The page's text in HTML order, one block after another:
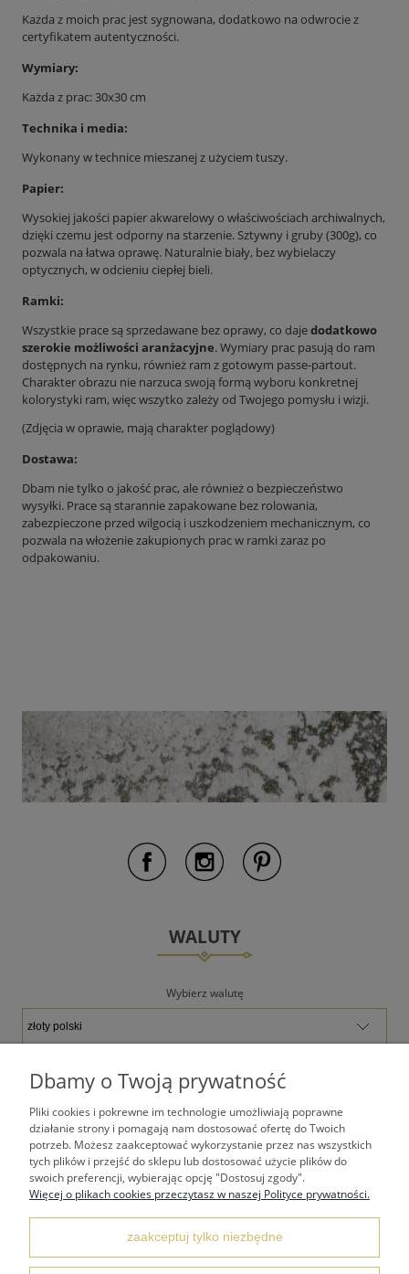
Każda z moich prac jest sygnowana, dodatkowo na odwrocie z
certyfikatem autentyczności.
Wymiary:
Każda z prac: 30x30 cm
Technika i media:
Wykonany w technice mieszanej z użyciem tuszy.
Papier:
Wysokiej jakości papier akwarelowy o właściwościach archiwalnych,
dzięki czemu jest odporny na starzenie. Sztywny i gruby (300g), co
pozwala na łatwa oprawę. Naturalnie biały, bez wybielaczy
optycznych, w odcieniu ciepłej bieli.
Ramki:
Wszystkie prace są sprzedawane bez oprawy, co dajedodatkowo
szerokie możliwości aranżacyjne. Wymiary prac pasują do ram
dostępnych na rynku, również ram z gotowym passe-partout.
Charakter obrazu nie narzuca swoją formą wyboru konkretnej
kolorystyki ram, więc wszytko zależy od Twojego pomysłu i wizji.
(Zdjęcia w oprawie, mają charakter poglądowy)
Dostawa:
Dbam nie tylko o jakość prac, ale również o bezpieczeństwo
wysyłki. Prace są starannie zapakowane bez rolowania,
zabezpieczone przed wilgocią i uszkodzeniem mechanicznym, co
pozwala na włożenie zakupionych prac w ramki zaraz po
odpakowaniu.
WALUTY
Wybierz walutę
TWOJE KONTO
PŁATNOŚCI I DOSTAWA
REGULAMINY
Dbamy o Twoją prywatność
Pliki cookies i pokrewne im technologie umożliwiają poprawne
działanie strony i pomagają nam dostosować ofertę do Twoich
potrzeb. Możesz zaakceptować wykorzystanie przez nas wszystkich
tych plików i przejść do sklepu lub dostosować użycie plików do
swoich preferencji, wybierając opcję "Dostosuj zgody".
Więcej o plikach cookies przeczytasz w naszej Polityce prywatności.
zaakceptuj tylko niezbędne